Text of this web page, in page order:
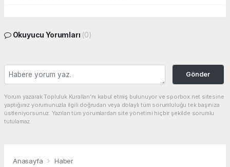
Okuyucu Yorumları (0)
Gönder
Yorum yazarak Topluluk Kuralları’nı kabul etmiş bulunuyor ve sporbox.net sitesine
yaptığınız yorumunuzla ilgili doğrudan veya dolaylı tüm sorumluluğu tek başınıza
üstleniyorsunuz. Yazılan tüm yorumlardan site yönetimi hiçbir şekilde sorumlu
tutulamaz.
Anasayfa Haber